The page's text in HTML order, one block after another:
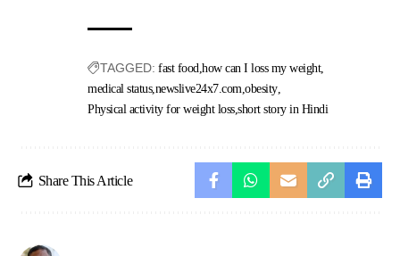
TAGGED: fast food how can I loss my weight
medical status newslive24x7.com obesity
Physical activity for weight loss short story in Hindi
Share This Article